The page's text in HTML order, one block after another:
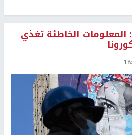
المعلومات الخاطئة تغذي